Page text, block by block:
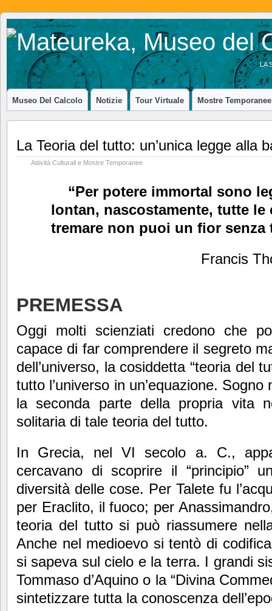
LA
Museo Del Calcolo Notizie Tour Virtuale Mostre Temporanee
La Teoria del tutto: un’unica legge alla
Attività Culturali e Mostre Temporanee
“Per potere immortal sono
lontan, nascostamente, tutte le
tremare non puoi un fior senza
Francis
PREMESSA
Oggi molti scienziati credono che
capace di far comprendere il segreto
dell’universo, la cosiddetta “teoria del
tutto l’universo in un’equazione.
la seconda parte della propria vita
solitaria di tale teoria del tutto.
In Grecia, nel VI secolo a. C.,
cercavano di scoprire il “principio”
diversità delle cose. Per Talete fu
per Eraclito, il fuoco; per
teoria del tutto si può riassumere
Anche nel medioevo si tentò di
si sapeva sul cielo e la terra. I grandi
Tommaso d’Aquino o la “Divina
sintetizzare tutta la conoscenza